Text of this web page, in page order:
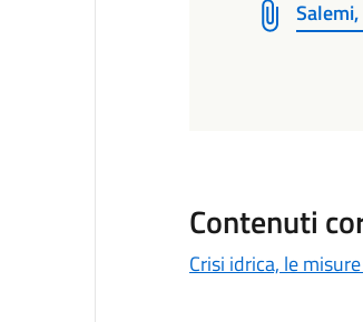
Contenuti
Crisi idrica, le